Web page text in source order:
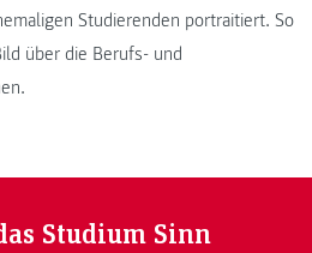
Studierenden portraitiert. So
über die Berufs- und
Studium Sinn